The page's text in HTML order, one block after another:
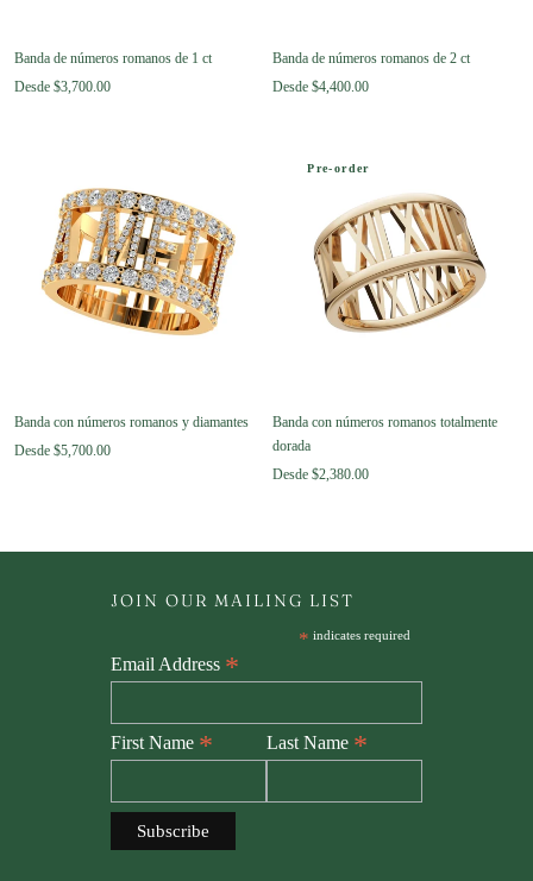
Banda de números romanos de 1 ct
Desde $3,700.00
Banda de números romanos de 2 ct
Desde $4,400.00
Banda con números romanos y diamantes
Desde $5,700.00
Banda con números romanos totalmente
dorada
Desde $2,380.00
Pre-order
JOIN OUR MAILING LIST
* indicates required
Email Address *
First Name * Last Name *